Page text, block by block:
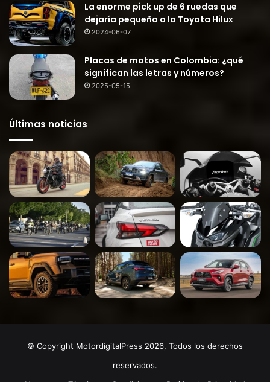
La enorme pick up de 6 ruedas que
dejaría pequeña a la Toyota Hilux
2024-06-07
Placas de motos en Colombia: ¿qué
significan las letras y números?
2025-05-15
Últimas noticias
© Copyright MotordigitalPress 2026, Todos los derechos
reservados.